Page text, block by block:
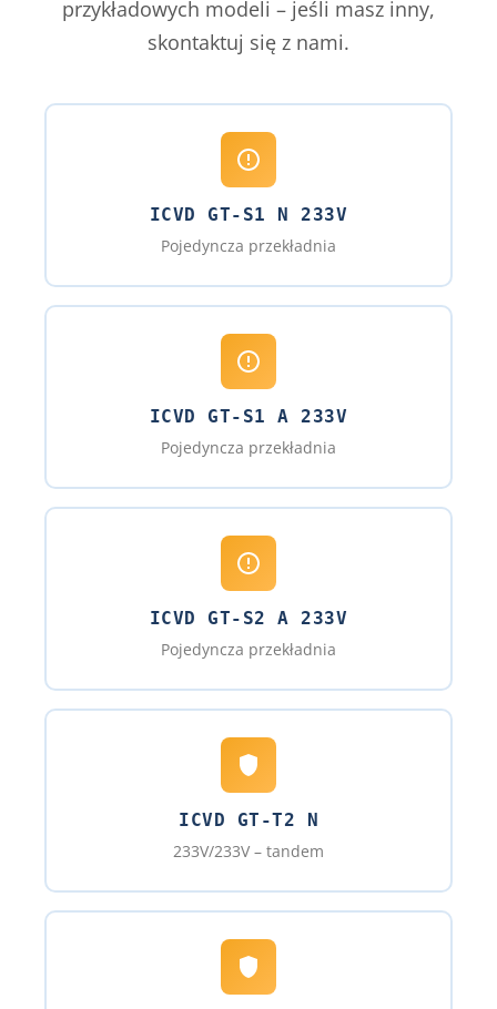
przykładowych modeli – jeśli masz inny,
skontaktuj się z nami.
ICVD GT-S1 N 233V
Pojedyncza przekładnia
ICVD GT-S1 A 233V
Pojedyncza przekładnia
ICVD GT-S2 A 233V
Pojedyncza przekładnia
ICVD GT-T2 N
233V/233V – tandem